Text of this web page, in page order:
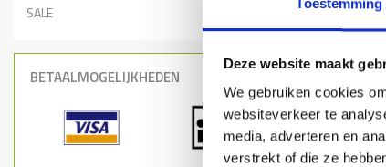
Toestemming
Deze website maakt
We gebruiken cookies
websiteverkeer te
media, adverteren en
verstrekt of die ze
SALE
BETAALMOGELIJKHEDEN